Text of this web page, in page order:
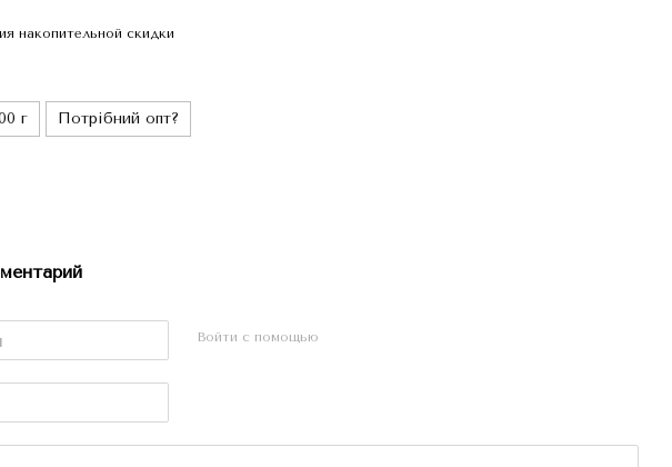
накопительной скидки
г Потрібний опт?
Войти с помощью